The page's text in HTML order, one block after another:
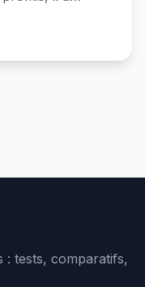
: tests, comparatifs,